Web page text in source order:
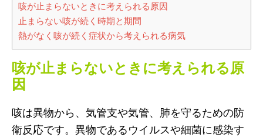
咳が止まらないときに考えられる原因
止まらない咳が続く時期と期間
熱がなく咳が続く症状から考えられる病気
咳が止まらないときに考えられる原
因
咳は異物から、気管支や気管、肺を守るための防
衛反応です。異物であるウイルスや細菌に感染す